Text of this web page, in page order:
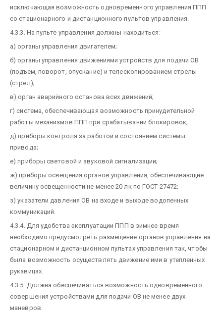
исключающая возможность одновременного управления ППП
со стационарного и дистанционного пультов управления.
4.3.3. На пульте управления должны находиться:
а) органы управления двигателем;
б) органы управления движениями устройств для подачи ОВ
(подъем, поворот, опускание) и телескопированием стрелы
(стрел);
в) орган аварийного останова всех движений;
г) система, обеспечивающая возможность принудительной
работы механизмов ППП при срабатывании блокировок;
д) приборы контроля за работой и состоянием системы
привода;
е) приборы световой и звуковой сигнализации;
ж) приборы освещения органов управления, обеспечивающие
величину освещенности не менее 20 лк по ГОСТ 27472;
з) указатели давления ОВ на входе и выходе водопенных
коммуникаций.
4.3.4. Для удобства эксплуатации ППП в зимнее время
необходимо предусмотреть размещение органов управления на
стационарном и дистанционном пультах управления так, чтобы
была возможность осуществлять движение ими в утепленных
рукавицах.
4.3.5. Должна обеспечиваться возможность одновременного
совершения устройствами для подачи ОВ не менее двух
маневров.